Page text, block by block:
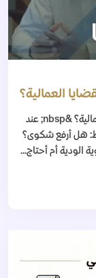
العمالية؟
محامي عمالي الرياض متى تحتاجه في القضايا العمالية؟ &nbsp; عند
هل أرفع شكوى؟
الودية أم أحتاج...